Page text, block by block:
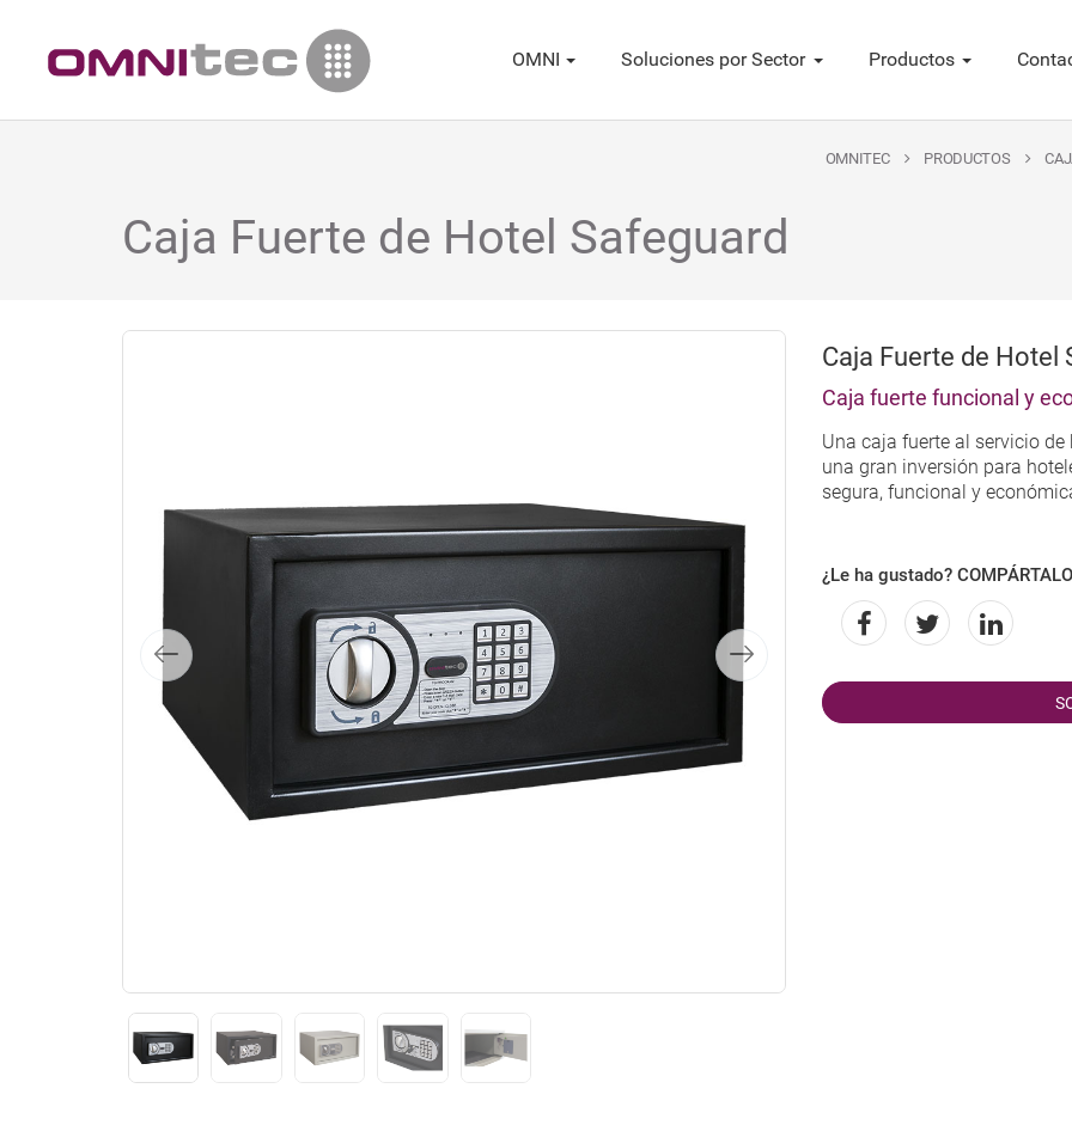
OMNI Soluciones por Sector Productos
Caja Fuerte de Hotel Safeguard
OMNITEC PRODUCTOS
Caja Fuerte de Hotel
Caja fuerte funcional y
Una caja fuerte al servicio
una gran inversión para
segura, funcional y
¿Le ha gustado? COMPÁRTALO